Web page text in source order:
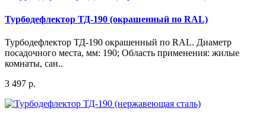
Турбодефлектор ТД-190 (окрашенный по RAL)
Турбодефлектор ТД-190 окрашенный по RAL. Диаметр
посадочного места, мм: 190; Область применения: жилые
комнаты, сан..
3 497 р.